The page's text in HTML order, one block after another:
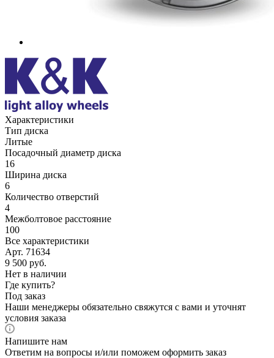
Характеристики
Тип диска
Литые
Посадочный диаметр диска
16
Ширина диска
6
Количество отверстий
4
Межболтовое расстояние
100
Все характеристики
Арт. 71634
9 500 руб.
Нет в наличии
Где купить?
Под заказ
Наши менеджеры обязательно свяжутся с вами и уточнят
условия заказа
Напишите нам
Ответим на вопросы и/или поможем оформить заказ